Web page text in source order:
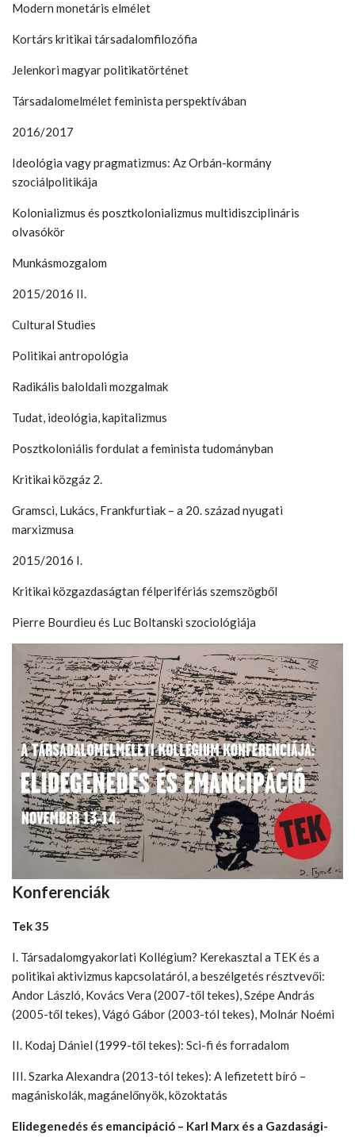
Modern monetáris elmélet
Kortárs kritikai társadalomfilozófia
Jelenkori magyar politikatörténet
Társadalomelmélet feminista perspektívában
2016/2017
Ideológia vagy pragmatizmus: Az Orbán-kormány
szociálpolitikája
Kolonializmus és posztkolonializmus multidiszciplináris
olvasókör
Munkásmozgalom
2015/2016 II.
Cultural Studies
Politikai antropológia
Radikális baloldali mozgalmak
Tudat, ideológia, kapitalizmus
Posztkoloniális fordulat a feminista tudományban
Kritikai közgáz 2.
Gramsci, Lukács, Frankfurtiak – a 20. század nyugati
marxizmusa
2015/2016 I.
Kritikai közgazdaságtan félperifériás szemszögből
Pierre Bourdieu és Luc Boltanski szociológiája
Konferenciák
Tek 35
I. Társadalomgyakorlati Kollégium? Kerekasztal a TEK és a
politikai aktivizmus kapcsolatáról, a beszélgetés résztvevői:
Andor László, Kovács Vera (2007-től tekes), Szépe András
(2005-től tekes), Vágó Gábor (2003-tól tekes), Molnár Noémi
II. Kodaj Dániel (1999-től tekes): Sci-fi és forradalom
III. Szarka Alexandra (2013-tól tekes): A lefizetett bíró –
magániskolák, magánelőnyök, közoktatás
Elidegenedés és emancipáció – Karl Marx és a Gazdasági-